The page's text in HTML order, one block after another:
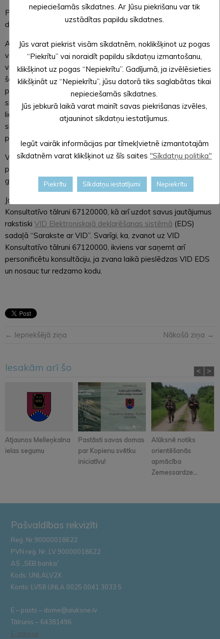
Piedalies seminārā un uzzini svarīgo par iespēju saņemt
dīkstāves atbalstu Covid19 laikā!
Atgādinām, ka skaistumkopšanas nozarē tas izdarāms
vienkāršotā veidā un atbalstam piesakās pats cilvēks nevis
viņa darba devējs. Atbalstu var saņemt cilvēki, kas sniedz
šādus skaistumkopšanas pakalpojumus: friziera, manikīra,
pedikīra, masāžas, kosmetoloģijas, solārija, tetovēšanas,
skarifikācijas, mikropigmentācijas, pīrsinga, publiskās
lietošanas pirts vai publiskās lietošanas peldbaseina, kā arī
skaistumkopšanas uzņēmumos nodarbinātais atbalsta
personāls.
Visa aktuālā informācija par VID sniegto dīkstāves atbalstu
pieejama VID tīmekļvietnes sadaļā “
gan
krievu valodā.
Jautājumu un neskaidrību gadījumā aicinām zvanīt uz VID
Konsultatīvo tālruni 67120000, kā arī uzdot savus jautājumus
rakstiski VID Elektroniskajā deklarēšanas sistēmā (EDS)
sadaļā “Sarakste ar VID”. Svarīgi, ka, zvanot uz VID
Konsultatīvo tālruni 67120000, ikviens var saņemt arī
personificētu konsultāciju, ja zvana laikā pieslēdzas VID EDS
un nosauc tur redzamo kodu.
← Iepriekšējā ziņa Nākošā ziņa →
Iesakām arī šo
Atjaunos Melleņkalna
ielas segumu
Pastāsti savas domas
par Kopienu svētku
iniciatīvu!
Alūksnē notiks
orientēšanās
apmācība
Zemessardze...
< >
Pašvaldības rekvizīti
Reģ. Nr.90000018622
PVN reģ. Nr. LV 90000018622
AS „SEB banka”
Kods: UNLALV2X
Konts: LV58 UNLA 0025 0041 3033 5
E – pasts – dome@aluksne.lv
Tālrunis – 64381496
E-adrese
nepieciešamās sīkdatnes. Ar Jūsu piekrišanu var tik
uzstādītas papildu sīkdatnes.
Jūs varat piekrist visām sīkdatnēm, noklikšķinot uz pogas
“Piekrītu” vai noraidīt papildu sīkdatņu izmantošanu,
klikšķinot uz pogas “Nepiekrītu”. Gadījumā, ja izvēlēsieties
klikšķināt uz “Nepiekrītu”, jūsu datorā tiks saglabātas tikai
nepieciešamās sīkdatnes.
Jūs jebkurā laikā varat mainīt savas piekrišanas izvēles,
atjauninot sīkdatņu iestatījumus.
Iegūt vairāk informācijas par tīmekļvietnē izmantotajām
sīkdatnēm varat klikšķinot uz šīs saites "Sīkdatņu politika"
Piekrītu Sīkdatņu iestatījumi Nepiekrītu